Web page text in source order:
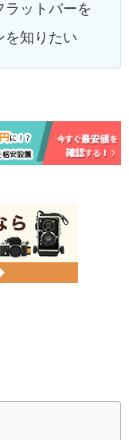
ラットバーを
を知りたい